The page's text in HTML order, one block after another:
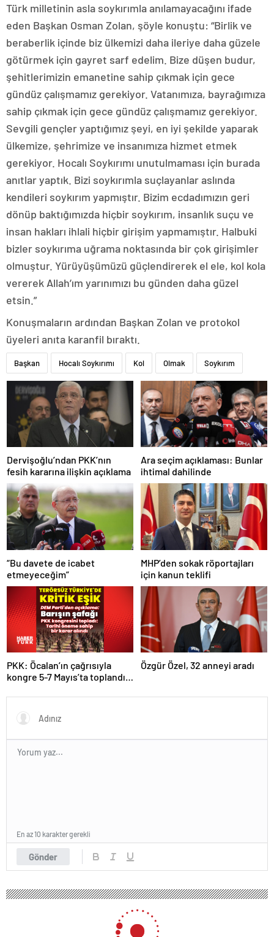
Türk milletinin asla soykırımla anılamayacağını ifade
eden Başkan Osman Zolan, şöyle konuştu: “Birlik ve
beraberlik içinde biz ülkemizi daha ileriye daha güzele
götürmek için gayret sarf edelim. Bize düşen budur,
şehitlerimizin emanetine sahip çıkmak için gece
gündüz çalışmamız gerekiyor. Vatanımıza, bayrağımıza
sahip çıkmak için gece gündüz çalışmamız gerekiyor.
Sevgili gençler yaptığımız şeyi, en iyi şekilde yaparak
ülkemize, şehrimize ve insanımıza hizmet etmek
gerekiyor. Hocalı Soykırımı unutulmaması için burada
anıtlar yaptık. Bizi soykırımla suçlayanlar aslında
kendileri soykırım yapmıştır. Bizim ecdadımızın geri
dönüp baktığımızda hiçbir soykırım, insanlık suçu ve
insan hakları ihlali hiçbir girişim yapmamıştır. Halbuki
bizler soykırıma uğrama noktasında bir çok girişimler
olmuştur. Yürüyüşümüzü güçlendirerek el ele, kol kola
vererek Allah’ım yarınımızı bu günden daha güzel
etsin.”
Konuşmaların ardından Başkan Zolan ve protokol
üyeleri anıta karanfil bıraktı.
Başkan Hocalı Soykırımı Kol Olmak Soykırım
Dervişoğlu’ndan PKK’nın
fesih kararına ilişkin açıklama
Ara seçim açıklaması: Bunlar
ihtimal dahilinde
“Bu davete de icabet
etmeyeceğim”
MHP’den sokak röportajları
için kanun teklifi
PKK: Öcalan’ın çağrısıyla
kongre 5-7 Mayıs’ta toplandı!
Özgür Özel, 32 anneyi aradı
Gönder
En az 10 karakter gerekli